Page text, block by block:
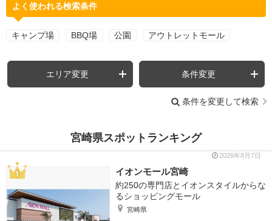
よく使われる検索条件
キャンプ場 BBQ場 公園 アウトレットモール
エリア変更 条件変更
条件を変更して検索
宮崎県スポットランキング
2026年8月7日
イオンモール宮崎
約250の専門店とイオンスタイルからな
るショッピングモール
宮崎県